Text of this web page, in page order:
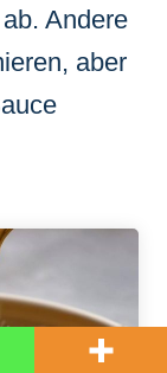
Andere
aber